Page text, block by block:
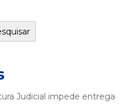
Judicial impede entrega